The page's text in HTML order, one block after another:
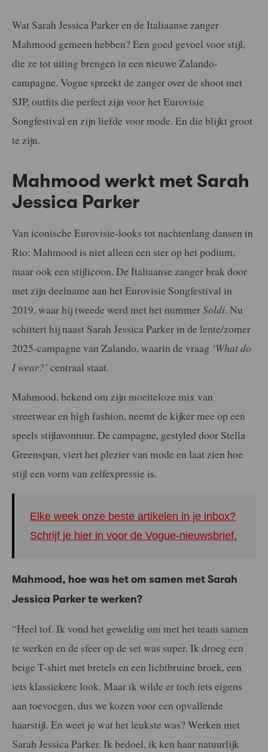
Wat Sarah Jessica Parker en de Italiaanse zanger
Mahmood gemeen hebben? Een goed gevoel voor stijl,
die ze tot uiting brengen in een nieuwe Zalando-
campagne. Vogue spreekt de zanger over de shoot met
SJP, outfits die perfect zijn voor het Eurovisie
Songfestival en zijn liefde voor mode. En die blijkt groot
te zijn.
Mahmood werkt met Sarah
Jessica Parker
Van iconische Eurovisie-looks tot nachtenlang dansen in
Rio: Mahmood is niet alleen een ster op het podium,
maar ook een stijlicoon. De Italiaanse zanger brak door
met zijn deelname aan het Eurovisie Songfestival in
2019, waar hij tweede werd met het nummerSoldi. Nu
schittert hij naast Sarah Jessica Parker in de lente/zomer
2025-campagne van Zalando, waarin de vraag ‘What do
I wear?’ centraal staat.
Mahmood, bekend om zijn moeiteloze mix van
streetwear en high fashion, neemt de kijker mee op een
speels stijlavontuur. De campagne, gestyled door Stella
Greenspan, viert het plezier van mode en laat zien hoe
stijl een vorm van zelfexpressie is.
Elke week onze beste artikelen in je inbox?
Schrijf je hier in voor de Vogue-nieuwsbrief.
Mahmood, hoe was het om samen met Sarah
Jessica Parker te werken?
“Heel tof. Ik vond het geweldig om met het team samen
te werken en de sfeer op de set was super. Ik droeg een
beige T-shirt met bretels en een lichtbruine broek, een
iets klassiekere look. Maar ik wilde er toch iets eigens
aan toevoegen, dus we kozen voor een opvallende
haarstijl. En weet je wat het leukste was? Werken met
Sarah Jessica Parker. Ik bedoel, ik ken haar natuurlijk